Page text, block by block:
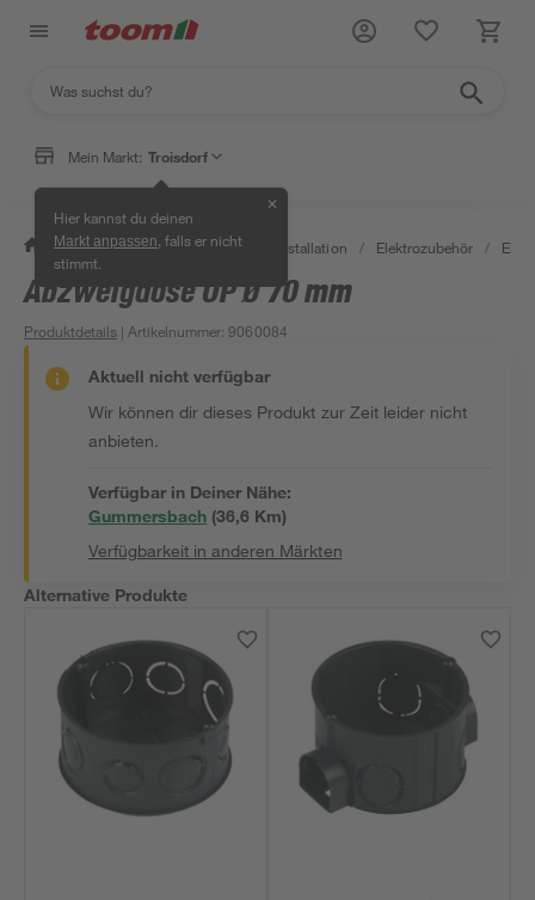
Mein Markt: Troisdorf
Hier kannst du deinen
Markt anpassen , falls er nicht
stimmt.
✕
/ Bauen & Renovieren / Elektroinstallation / Elektrozubehör /
Abzweigdose UP Ø 70 mm
Produktdetails | Artikelnummer:9060084
Aktuell nicht verfügbar
Wir können dir dieses Produkt zur Zeit leider nicht
anbieten.
Verfügbar in Deiner Nähe:
Gummersbach (36,6 Km)
Verfügbarkeit in anderen Märkten
Alternative Produkte